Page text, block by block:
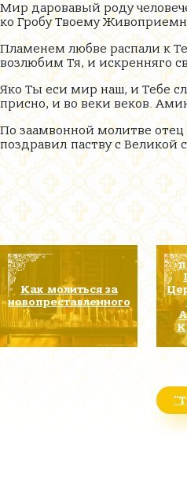
Мир даровавый роду
ко Гробу Твоему
Пламенем любве распали к
возлюбим Тя, и искренняго
Яко Ты еси мир наш, и Тебе
присно, и во веки веков.
По заамвонной молитве
поздравил паству с Великой
Как молиться за
новопреставленного